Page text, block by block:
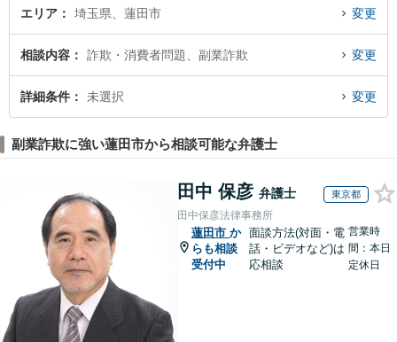
豊富な近くの弁護士を検索したい』『初回相談無料で副業詐欺を法律相談でき
エリア 埼玉県、蓮田市 変更
相談内容 詐欺・消費者問題、副業詐欺 変更
詳細条件 未選択 変更
副業詐欺に強い蓮田市から相談可能な弁護士
田中 保彦 弁護士 東京都
田中保彦法律事務所
蓮田市 か
らも相談
受付中
面談方法(対面・電
話・ビデオなど)は
応相談
営業時
間：本日
定休日